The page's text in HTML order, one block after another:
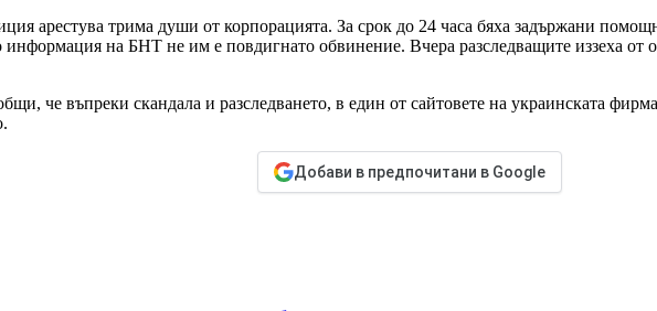
арестува трима души от корпорацията. За срок до 24 часа бяха задържани
информация на БНТ не им е повдигнато обвинение. Вчера разследващите иззеха
че въпреки скандала и разследването, в един от сайтовете на украинската
Добави в предпочитани в Google